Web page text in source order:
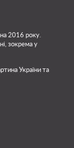
2016 року.
зокрема у
України та